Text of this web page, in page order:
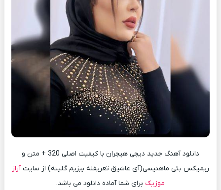
دانلود آهنگ جدید دیجی هیجران با کیفیت اصلی 320 + متن و
ریمیکس بئی ماهنیسی(آی عاشیق تعریفله بیزیم گلینه) از سایتآراز
موزیک برای شما آماده دانلود می باشد.